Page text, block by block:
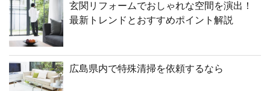
玄関リフォームでおしゃれな空間を演出！
最新トレンドとおすすめポイント解説
広島県内で特殊清掃を依頼するなら